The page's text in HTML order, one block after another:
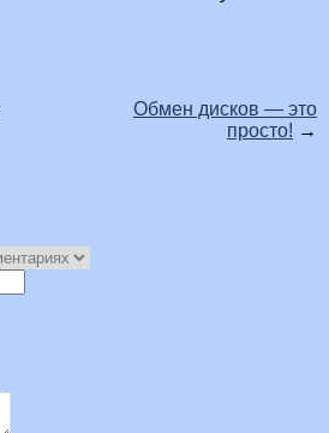
Обмен дисков — это
просто! →